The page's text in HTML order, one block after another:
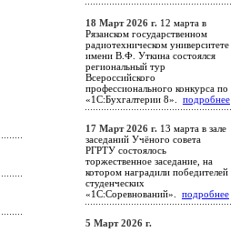
18 Март 2026 г. 12 марта в
Рязанском государственном
радиотехническом университете
имени В.Ф. Уткина состоялся
региональный тур
Всероссийского
профессионального конкурса по
«1С:Бухгалтерии 8». подробнее
17 Март 2026 г. 13 марта в зале
заседаний Учёного совета
РГРТУ состоялось
торжественное заседание, на
котором наградили победителей
студенческих
«1С:Соревнований». подробнее
5 Март 2026 г.